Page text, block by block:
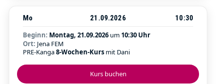
Kurs buchen
Mo 21.09.2026
10:30
Beginn: Montag, 21.09.2026 um 10:30 Uhr
Ort: Jena FEM
PRE-Kanga8-Wochen-Kurs mit Dani